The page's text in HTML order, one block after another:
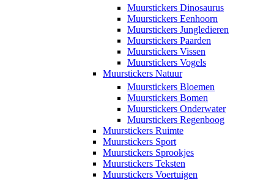
Muurstickers Dinosaurus
Muurstickers Eenhoorn
Muurstickers Jungledieren
Muurstickers Paarden
Muurstickers Vissen
Muurstickers Vogels
Muurstickers Natuur
Muurstickers Bloemen
Muurstickers Bomen
Muurstickers Onderwater
Muurstickers Regenboog
Muurstickers Ruimte
Muurstickers Sport
Muurstickers Sprookjes
Muurstickers Teksten
Muurstickers Voertuigen